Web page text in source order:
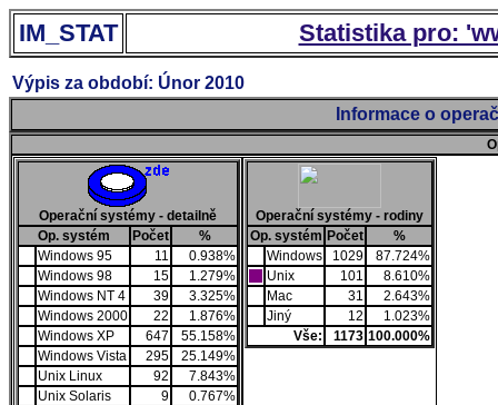
IM_STAT Statistika pro:
Výpis za období: Únor 2010
Informace o
Operační systémy - detailně
Op. systém
Počet
%
Windows 95
11
0.938%
Windows 98
15
1.279%
Windows NT 4
39
3.325%
Windows 2000
22
1.876%
Windows XP
647
55.158%
Windows Vista
295
25.149%
Unix Linux
92
7.843%
Unix Solaris
9
0.767%
Operační systémy - rodiny
Op. systém Počet
%
Windows
1029
87.724%
Unix
101
8.610%
Mac
31
2.643%
Jiný
12
1.023%
Vše:
1173 100.000%